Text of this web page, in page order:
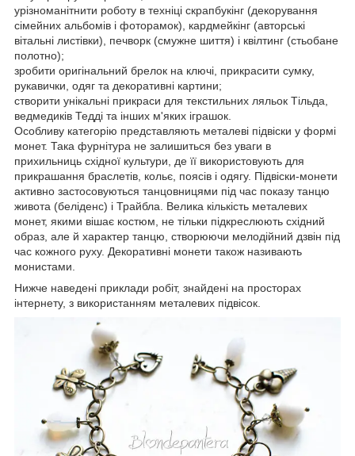
урізноманітнити роботу в техніці скрапбукінг (декорування
сімейних альбомів і фоторамок), кардмейкінг (авторські
вітальні листівки), печворк (смужне шиття) і квілтинг (стьобане
полотно);
зробити оригінальний брелок на ключі, прикрасити сумку,
рукавички, одяг та декоративні картини;
створити унікальні прикраси для текстильних ляльок Тільда,
ведмедиків Тедді та інших м'яких іграшок.
Особливу категорію представляють металеві підвіски у формі
монет. Така фурнітура не залишиться без уваги в
прихильниць східної культури, де її використовують для
прикрашання браслетів, кольє, поясів і одягу. Підвіски-монети
активно застосовуються танцовницями під час показу танцю
живота (беліденс) і Трайбла. Велика кількість металевих
монет, якими вішає костюм, не тільки підкреслюють східний
образ, але й характер танцю, створюючи мелодійний дзвін під
час кожного руху. Декоративні монети також називають
монистами.
Нижче наведені приклади робіт, знайдені на просторах
інтернету, з використанням металевих підвісок.